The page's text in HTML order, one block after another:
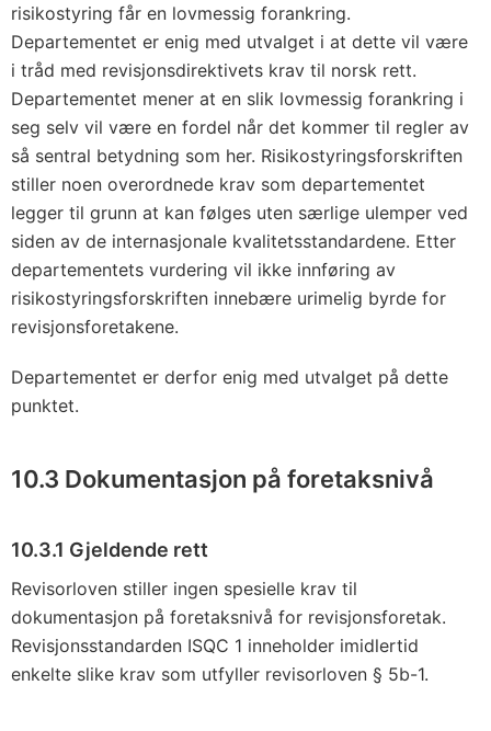
risikostyring får en lovmessig forankring.
Departementet er enig med utvalget i at dette vil være
i tråd med revisjonsdirektivets krav til norsk rett.
Departementet mener at en slik lovmessig forankring i
seg selv vil være en fordel når det kommer til regler av
så sentral betydning som her. Risikostyringsforskriften
stiller noen overordnede krav som departementet
legger til grunn at kan følges uten særlige ulemper ved
siden av de internasjonale kvalitetsstandardene. Etter
departementets vurdering vil ikke innføring av
risikostyringsforskriften innebære urimelig byrde for
revisjonsforetakene.
Departementet er derfor enig med utvalget på dette
punktet.
10.3 Dokumentasjon på foretaksnivå
10.3.1 Gjeldende rett
Revisorloven stiller ingen spesielle krav til
dokumentasjon på foretaksnivå for revisjonsforetak.
Revisjonsstandarden ISQC 1 inneholder imidlertid
enkelte slike krav som utfyller revisorloven § 5b-1.